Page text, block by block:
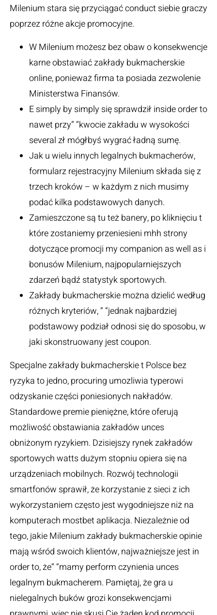
Milenium stara się przyciągać conduct siebie graczy
poprzez różne akcje promocyjne.
W Milenium możesz bez obaw o konsekwencje
karne obstawiać zakłady bukmacherskie
online, ponieważ firma ta posiada zezwolenie
Ministerstwa Finansów.
E simply by simply się sprawdził inside order to
nawet przy” “kwocie zakładu w wysokości
several zł mógłbyś wygrać ładną sumę.
Jak u wielu innych legalnych bukmacherów,
formularz rejestracyjny Milenium składa się z
trzech kroków – w każdym z nich musimy
podać kilka podstawowych danych.
Zamieszczone są tu też banery, po kliknięciu t
które zostaniemy przeniesieni mhh strony
dotyczące promocji my companion as well as i
bonusów Milenium, najpopularniejszych
zdarzeń bądź statystyk sportowych.
Zakłady bukmacherskie można dzielić według
różnych kryteriów, ” “jednak najbardziej
podstawowy podział odnosi się do sposobu, w
jaki skonstruowany jest coupon.
Specjalne zakłady bukmacherskie t Polsce bez
ryzyka to jedno, procuring umozliwia typerowi
odzyskanie części poniesionych nakładów.
Standardowe premie pieniężne, które oferują
możliwość obstawiania zakładów unces
obniżonym ryzykiem. Dzisiejszy rynek zakładów
sportowych watts dużym stopniu opiera się na
urządzeniach mobilnych. Rozwój technologii
smartfonów sprawił, że korzystanie z sieci z ich
wykorzystaniem często jest wygodniejsze niż na
komputerach mostbet aplikacja. Niezależnie od
tego, jakie Milenium zakłady bukmacherskie opinie
mają wśród swoich klientów, najważniejsze jest in
order to, że” “mamy perform czynienia unces
legalnym bukmacherem. Pamiętaj, że gra u
nielegalnych buków grozi konsekwencjami